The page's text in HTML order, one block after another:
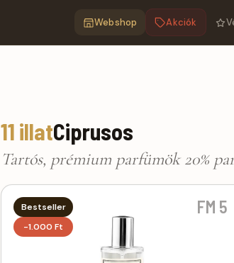
Webshop Akciók
FM parfümök, PURE
11 illatCiprusos
Tartós, prémium parfümök 20%
Bestseller
-1.000 Ft
FM 5